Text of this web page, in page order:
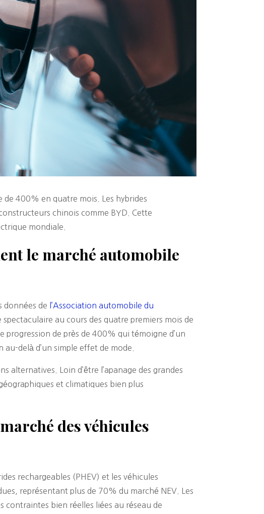
de 400% en quatre mois. Les hybrides
chinois comme BYD. Cette
mondiale.
le marché automobile
données de l’Association automobile du
au cours des quatre premiers mois de
de près de 400% qui témoigne d’un
delà d’un simple effet de mode.
alternatives. Loin d’être l’apanage des grandes
et climatiques bien plus
des véhicules
rechargeables (PHEV) et les véhicules
représentant plus de 70% du marché NEV. Les
bien réelles liées au réseau de